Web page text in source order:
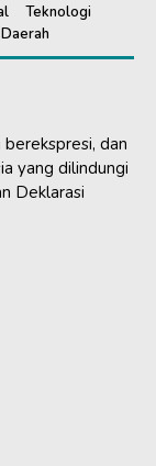
Teknologi
Daerah
dan
yang dilindungi
Deklarasi